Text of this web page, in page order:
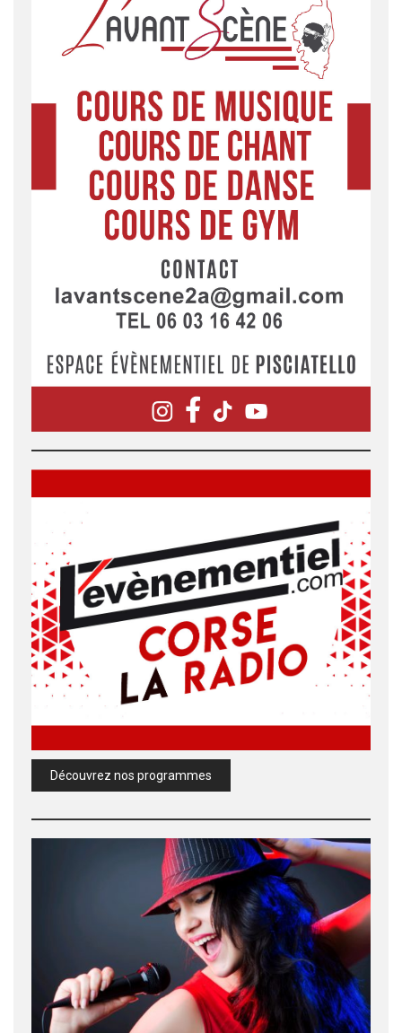
Découvrez nos programmes